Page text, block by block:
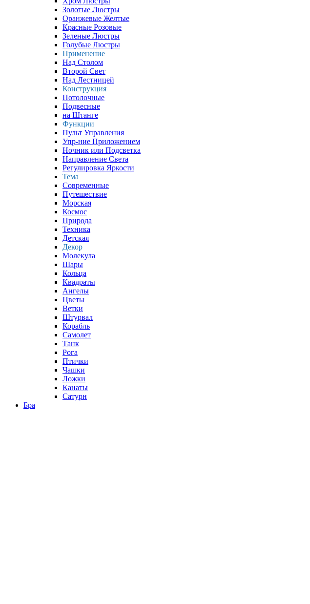
Золотые Люстры
Оранжевые Желтые
Красные Розовые
Зеленые Люстры
Голубые Люстры
Применение
Над Столом
Второй Свет
Над Лестницей
Конструкция
Потолочные
Подвесные
на Штанге
Функции
Пульт Управления
Упр-ние Приложением
Ночник или Подсветка
Направление Света
Регулировка Яркости
Тема
Современные
Путешествие
Морская
Космос
Природа
Техника
Детская
Декор
Молекула
Шары
Кольца
Квадраты
Ангелы
Цветы
Ветки
Штурвал
Корабль
Самолет
Танк
Рога
Птички
Чашки
Ложки
Канаты
Сатурн
Бра